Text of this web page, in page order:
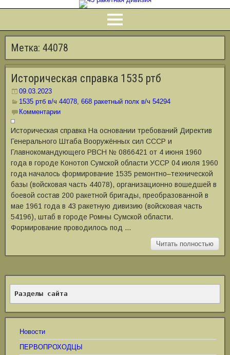
Метка: 44078
Историческая справка 1535 ртб
09.03.2023
1535 ртб в/ч 44078, 668 ракетный полк в/ч 54294
Комментарии
Историческая справка На основании требований Директив
Генерального Штаба Вооружённых сил СССР и
Главнокомандующего РВСН № 0866421 от 4 июня 1960
года в городе Конотоп Сумской области УССР 04 июля 1960
года началось формирование 1535 ремонтно‒технической
базы (войсковая часть 44078), организационно вошедшей в
боевой состав 200 ракетной бригады, преобразованной в
мае 1961 года в 43 ракетную дивизию (войсковая часть
54196), штаб в городе Ромны Сумской области.
Формирование проводилось под …
Читать полностью
Разделы сайта
Новости
ПЕРВОПРОХОДЦЫ